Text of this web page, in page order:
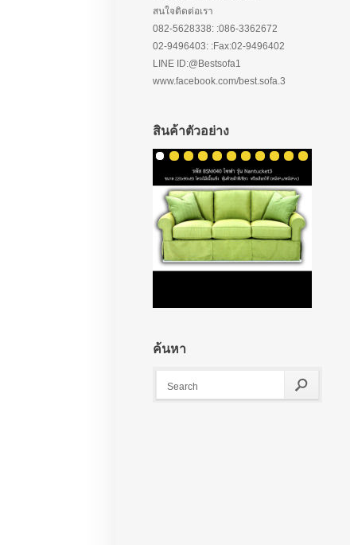
สนใจติดต่อเรา
082-5628338: :086-3362672
02-9496403: :Fax:02-9496402
LINE ID:@Bestsofa1
www.facebook.com/best.sofa.3
สินค้าตัวอย่าง
ค้นหา